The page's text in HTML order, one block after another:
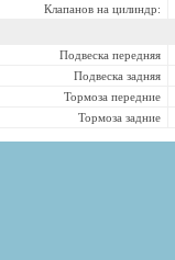
Клапанов на цилиндр:
Подвеска передняя
Подвеска задняя
Тормоза передние
Тормоза задние